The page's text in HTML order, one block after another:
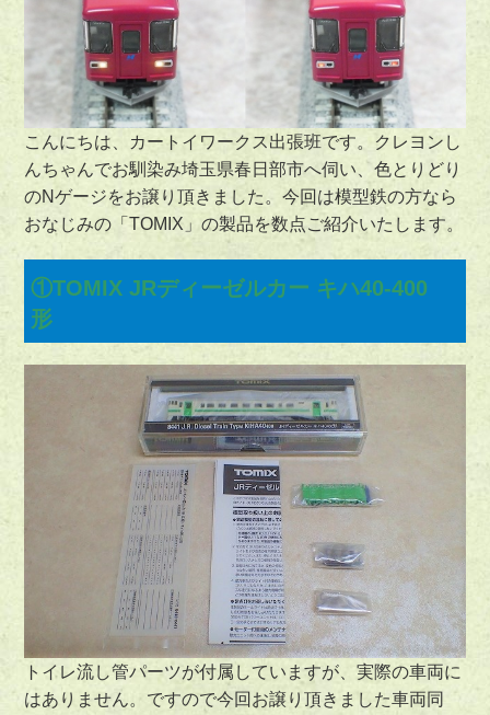
こんにちは、カートイワークス出張班です。クレヨンし
んちゃんでお馴染み埼玉県春日部市へ伺い、色とりどり
のNゲージをお譲り頂きました。今回は模型鉄の方なら
おなじみの「TOMIX」の製品を数点ご紹介いたします。
①TOMIX JRディーゼルカー キハ40-400
形
トイレ流し管パーツが付属していますが、実際の車両に
はありません。ですので今回お譲り頂きました車両同